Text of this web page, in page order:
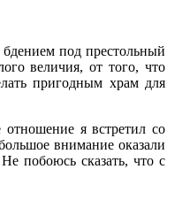
под престольный
величия, от того, что
пригодным храм для
я встретил со
внимание оказали
побоюсь сказать, что с